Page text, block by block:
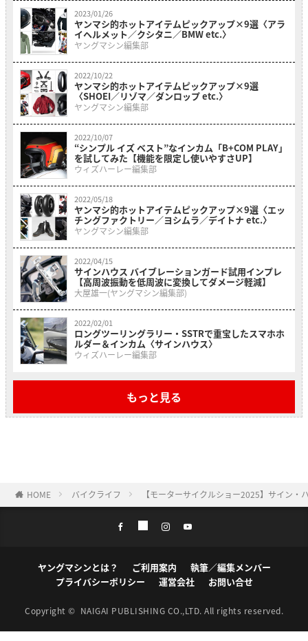
2023/01/26
ヤンマシ的ホットアイテムピックアップ×9選〈アラ
イヘルメット／クシタニ／BMW etc.〉
ヤングマシン編集部
2022/10/22
ヤンマシ的ホットアイテムピックアップ×9選
〈SHOEI／リゾマ／ダンロップ etc.〉
ヤングマシン編集部
2022/10/07
“シンプル イズ ベスト”なインカム「B+COM PLAY」
を試してみた【機能を限定し使いやすさUP】
ウィズハーレー編集部
2022/05/18
ヤンマシ的ホットアイテムピックアップ×9選〈エッ
チングファクトリー／ヨシムラ／デイトナ etc.〉
ヤングマシン編集部
2022/04/15
サインハウス バイブレーションガード試用インプレ
【高周波振動を低周波に変換してダメージ軽減】
大屋雄一(ヤングマシン編集部)
2022/02/01
ロングツーリングラリー・SSTRで重宝したスマホホ
ルダー＆インカム〈サインハウス〉
ウィズハーレー編集部
もっと見る
HOME バイクライフ 【モーターサイクルショー2025】サイン
ヤングマシンとは？ ご利用案内
執筆／編集メンバー
プライバシーポリシー
運営会社 お問い合せ
Copyright © NAIGAI PUBLISHING CO.,LTD. All rights reserved.